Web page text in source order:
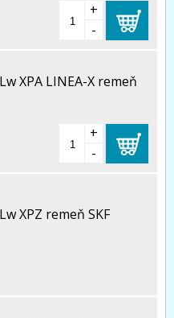
+
-
XPA LINEA-X remeň
+
-
XPZ remeň SKF